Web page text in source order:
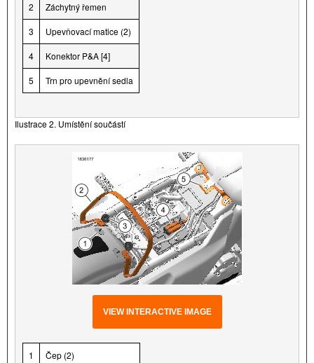
2 Záchytný řemen
3 Upevňovací matice (2)
4 Konektor P&A [4]
5 Trn pro upevnění sedla
Ilustrace 2. Umístění součástí
VIEW INTERACTIVE IMAGE
1 Čep (2)